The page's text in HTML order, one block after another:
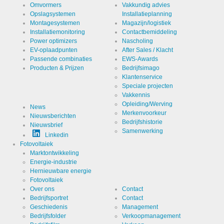
Omvormers
Opslagsystemen
Montagesystemen
Installatiemonitoring
Power optimizers
EV-oplaadpunten
Passende combinaties
Producten & Prijzen
News
Nieuwsberichten
Nieuwsbrief
Linkedin
Vakkundig advies
Installatieplanning
Magazijn/logistiek
Contactbemiddeling
Nascholing
After Sales / Klacht
EWS-Awards
Bedrijfsimago
Klantenservice
Speciale projecten
Vakkennis
Opleiding/Werving
Merkenvoorkeur
Bedrijfshistorie
Samenwerking
Fotovoltaiek
Marktontwikkeling
Energie-industrie
Hernieuwbare energie
Fotovoltaiek
Over ons
Bedrijfsportret
Geschiedenis
Bedrijfsfolder
Contact
Contact
Management
Verkoopmanagement
over hoe de
bezoeker
Cookie Runtime
Cookies die noodzakelijk zijn voor de evaluatie van het
gebruikersgedrag:
Naam
Aanbieder
Doel
website
analytics.
Cookie Naam linkedin
Cookie Runtime